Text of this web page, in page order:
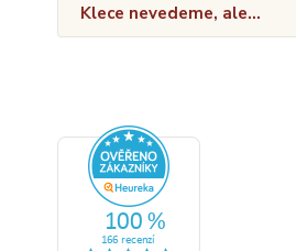
Klece nevedeme, ale...